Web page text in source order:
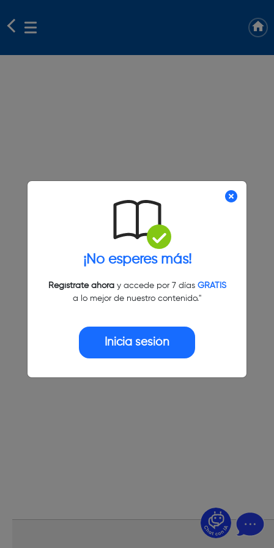
¡No esperes más!
Regístrate ahoray accede por 7 días GRATIS
a lo mejor de nuestro contenido."
Inicia sesión